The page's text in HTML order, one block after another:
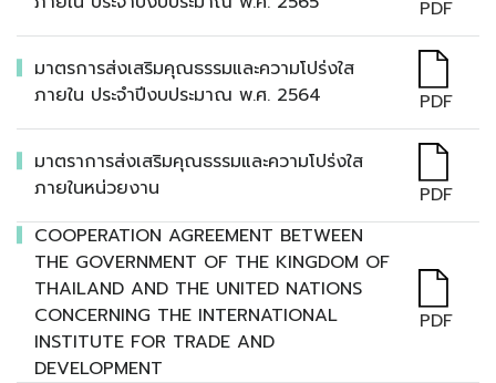
PDF
มาตรการส่งเสริมคุณธรรมและความโปร่งใส
ภายใน ประจำปีงบประมาณ พ.ศ. 2564
PDF
มาตราการส่งเสริมคุณธรรมและความโปร่งใส
ภายในหน่วยงาน
PDF
COOPERATION AGREEMENT BETWEEN
THE GOVERNMENT OF THE KINGDOM OF
THAILAND AND THE UNITED NATIONS
CONCERNING THE INTERNATIONAL
INSTITUTE FOR TRADE AND
DEVELOPMENT
PDF